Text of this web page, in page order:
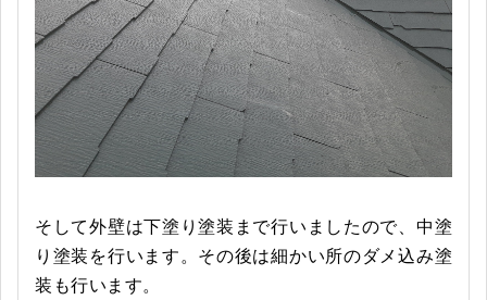
そして外壁は下塗り塗装まで行いましたので、中塗
り塗装を行います。その後は細かい所のダメ込み塗
装も行います。